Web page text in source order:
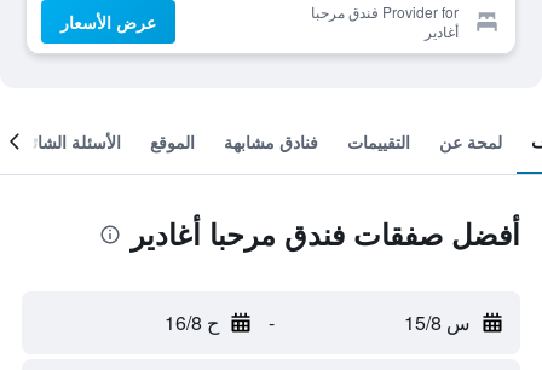
Provider for فندق مرحبا
أغادير
عرض الأسعار
لمحة عن التقييمات فنادق مشابهة الموقع الأسئلة الشائعة
أفضل صفقات فندق مرحبا أغادير
س 15/8 - ح 16/8